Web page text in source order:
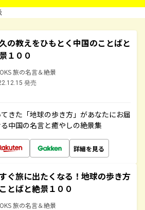
の教えをひもとく中国のことばと
１００
旅の名言＆絶景
発売
きた「地球の歩き方」があなたにお届
中国の名言と癒やしの絶景集
詳細を見る
ぐ旅に出たくなる！地球の歩き方
とばと絶景１００
旅の名言＆絶景